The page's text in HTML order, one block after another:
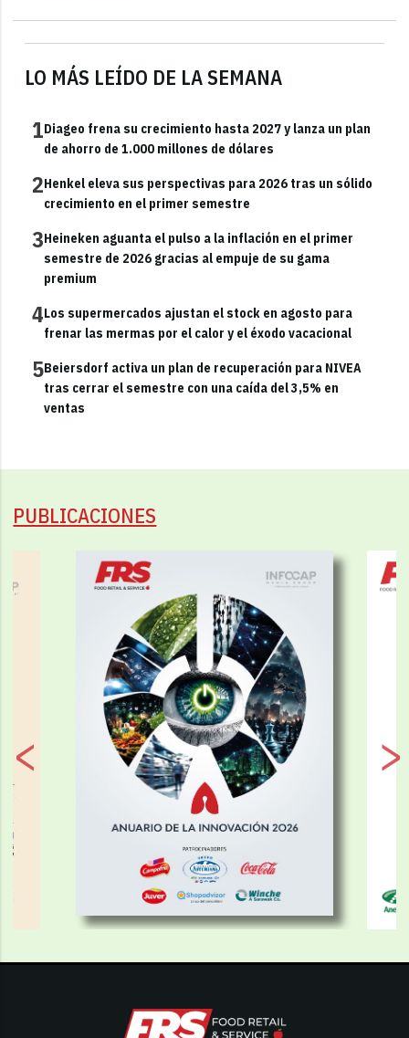
LO MÁS LEÍDO DE LA SEMANA
1Diageo frena su crecimiento hasta 2027 y lanza un plan
de ahorro de 1.000 millones de dólares
2Henkel eleva sus perspectivas para 2026 tras un sólido
crecimiento en el primer semestre
3Heineken aguanta el pulso a la inflación en el primer
semestre de 2026 gracias al empuje de su gama
premium
4Los supermercados ajustan el stock en agosto para
frenar las mermas por el calor y el éxodo vacacional
5Beiersdorf activa un plan de recuperación para NIVEA
tras cerrar el semestre con una caída del 3,5% en
ventas
PUBLICACIONES